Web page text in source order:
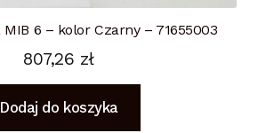
MIB 6 – kolor Czarny – 71655003
807,26 zł
Dodaj do koszyka